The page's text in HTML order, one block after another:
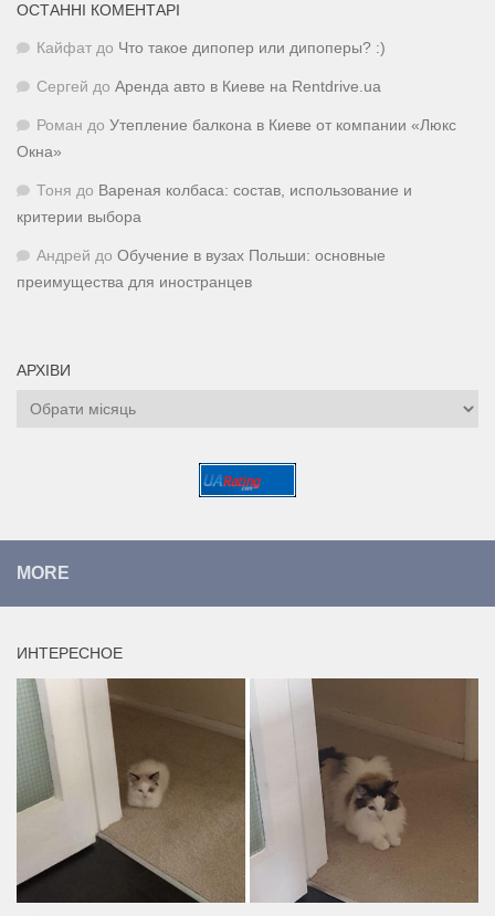
ОСТАННІ КОМЕНТАРІ
Кайфат до Что такое дипопер или дипоперы? :)
Сергей до Аренда авто в Киеве на Rentdrive.ua
Роман до Утепление балкона в Киеве от компании «Люкс
Окна»
Тоня до Вареная колбаса: состав, использование и
критерии выбора
Андрей до Обучение в вузах Польши: основные
преимущества для иностранцев
АРХІВИ
Архіви
MORE
ИНТЕРЕСНОЕ